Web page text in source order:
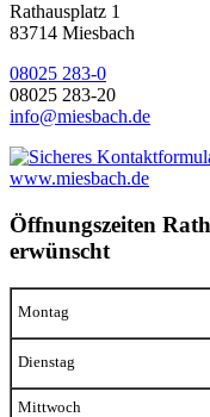
Rathausplatz 1
83714 Miesbach
08025 283-0
08025 283-20
info@miesbach.de
www.miesbach.de
Öffnungszeiten
erwünscht
Montag
Dienstag
Mittwoch